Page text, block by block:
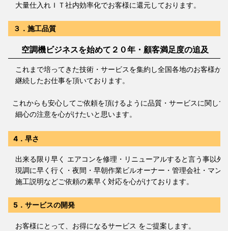
大量仕入れＩＴ社内効率化でお客様に還元しております。
３．施工品質
空調機ビジネスを始めて２０年・顧客満足度の追及
これまで培ってきた技術・サービスを集約し全国各地のお客様か
継続したお仕事を頂いております。
これからも安心してご依頼を頂けるように品質・サービスに関して
細心の注意を心がけたいと思います。
4．早さ
出来る限り早く エアコンを修理・リニューアルすると言う事以外
現調に早く行く・夜間・早朝作業ビルオーナー・管理会社・マン
施工説明などご依頼の素早く対応を心がけております。
5．サービスの開発
お客様にとって、お得になるサービス をご提案します。